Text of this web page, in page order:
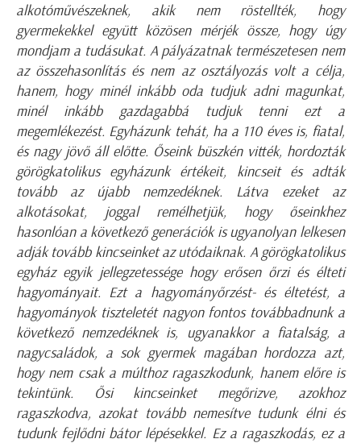
alkotóművészeknek, akik nem röstellték, hogy
gyermekekkel együtt közösen mérjék össze, hogy úgy
mondjam a tudásukat. A pályázatnak természetesen nem
az összehasonlítás és nem az osztályozás volt a célja,
hanem, hogy minél inkább oda tudjuk adni magunkat,
minél inkább gazdagabbá tudjuk tenni ezt a
megemlékezést. Egyházunk tehát, ha a 110 éves is, fiatal,
és nagy jövő áll előtte. Őseink büszkén vitték, hordozták
görögkatolikus egyházunk értékeit, kincseit és adták
tovább az újabb nemzedéknek. Látva ezeket az
alkotásokat, joggal remélhetjük, hogy őseinkhez
hasonlóan a következő generációk is ugyanolyan lelkesen
adják tovább kincseinket az utódaiknak. A görögkatolikus
egyház egyik jellegzetessége hogy erősen őrzi és élteti
hagyományait. Ezt a hagyományőrzést- és éltetést, a
hagyományok tiszteletét nagyon fontos továbbadnunk a
következő nemzedéknek is, ugyanakkor a fiatalság, a
nagycsaládok, a sok gyermek magában hordozza azt,
hogy nem csak a múlthoz ragaszkodunk, hanem előre is
tekintünk. Ősi kincseinket megőrizve, azokhoz
ragaszkodva, azokat tovább nemesítve tudunk élni és
tudunk fejlődni bátor lépésekkel. Ez a ragaszkodás, ez a